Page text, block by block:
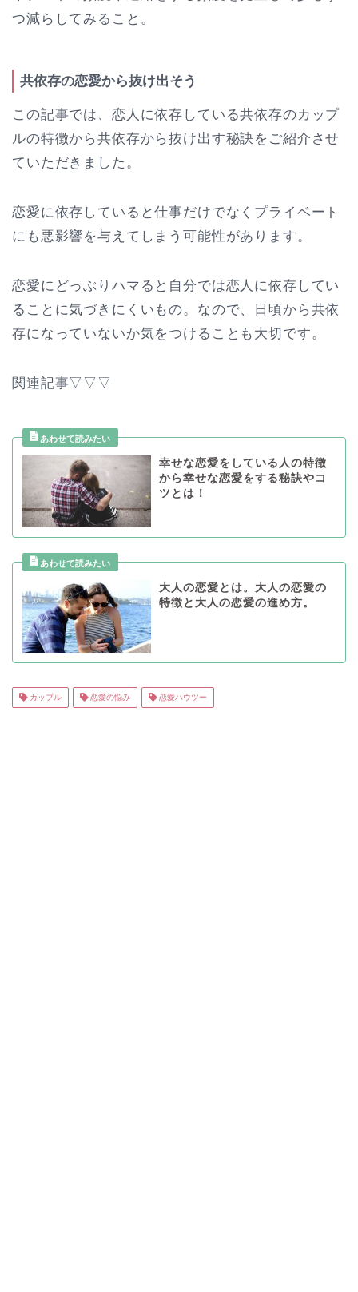
つ減らしてみること。
共依存の恋愛から抜け出そう
この記事では、恋人に依存している共依存のカップ
ルの特徴から共依存から抜け出す秘訣をご紹介させ
ていただきました。
恋愛に依存していると仕事だけでなくプライベート
にも悪影響を与えてしまう可能性があります。
恋愛にどっぶりハマると自分では恋人に依存してい
ることに気づきにくいもの。なので、日頃から共依
存になっていないか気をつけることも大切です。
関連記事▽▽▽
幸せな恋愛をしている人の特徴
から幸せな恋愛をする秘訣やコ
ツとは！
大人の恋愛とは。大人の恋愛の
特徴と大人の恋愛の進め方。
カップル 恋愛の悩み 恋愛ハウツー